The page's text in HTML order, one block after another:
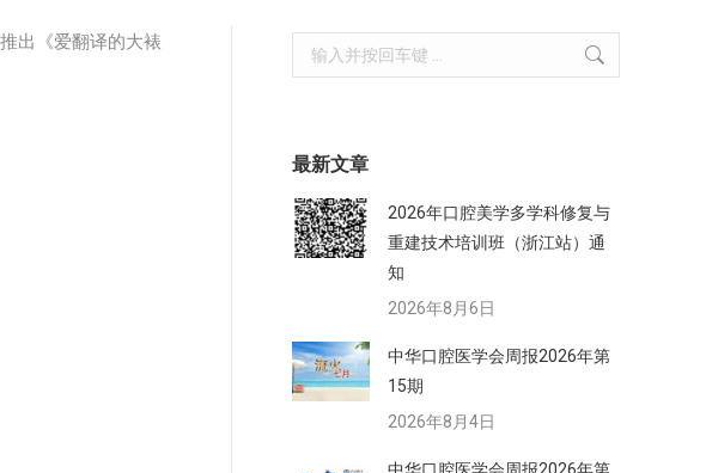
出《爱翻译的大裱
Search:
最新文章
2026年口腔美学多学科修复与
重建技术培训班（浙江站）通
知
2026年8月6日
中华口腔医学会周报2026年第
15期
2026年8月4日